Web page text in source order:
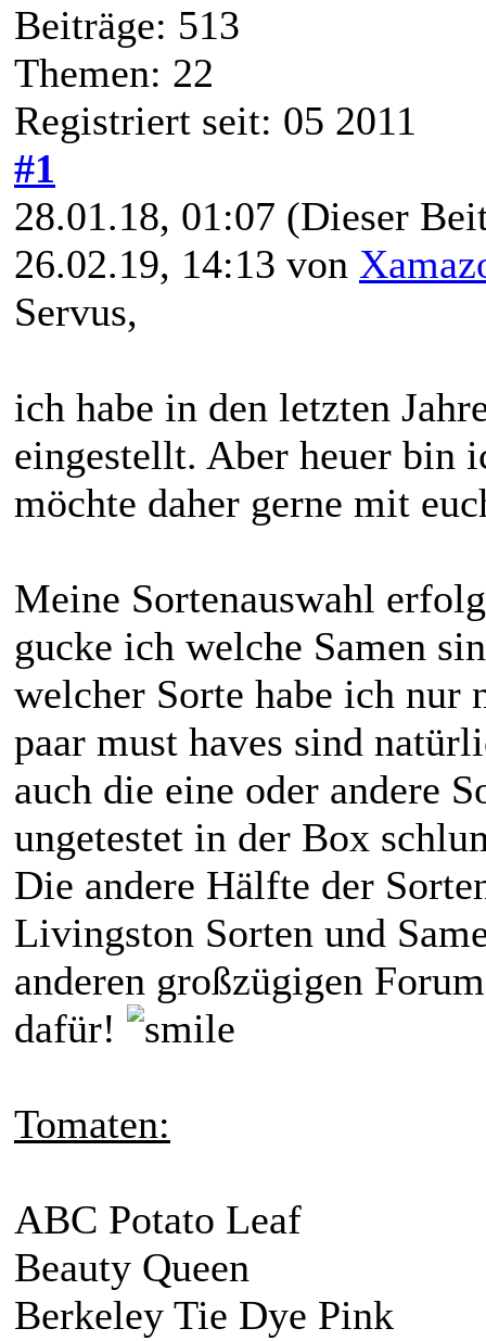
Beiträge: 513
Themen: 22
Registriert seit: 05 2011
#1
28.01.18, 01:07 (Dieser
26.02.19, 14:13 von
Servus,
ich habe in den letzten
eingestellt. Aber heuer bin
möchte daher gerne mit
Meine Sortenauswahl
gucke ich welche Samen
welcher Sorte habe ich nur
paar must haves sind
auch die eine oder andere
ungetestet in der Box
Die andere Hälfte der
Livingston Sorten und
anderen großzügigen
dafür!
Tomaten:
ABC Potato Leaf
Beauty Queen
Berkeley Tie Dye Pink